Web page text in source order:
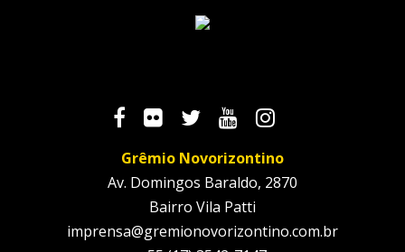
Grêmio Novorizontino
Av. Domingos Baraldo, 2870
Bairro Vila Patti
imprensa@gremionovorizontino.com.br